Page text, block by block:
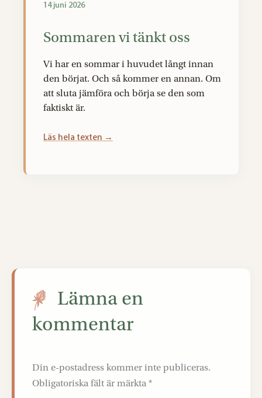
Sommaren vi tänkt oss
Vi har en sommar i huvudet långt innan
den börjat. Och så kommer en annan. Om
att sluta jämföra och börja se den som
faktiskt är.
Läs hela texten →
14 juni 2026
Lämna en
kommentar
Din e-postadress kommer inte publiceras.
Obligatoriska fält är märkta *